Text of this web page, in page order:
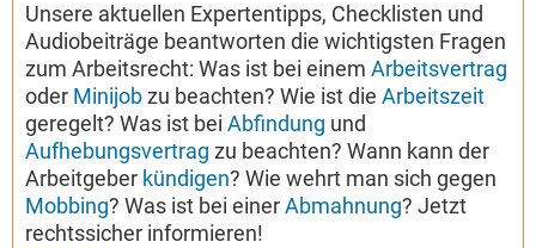
Unsere aktuellen Expertentipps, Checklisten und
Audiobeiträge beantworten die wichtigsten Fragen
zum Arbeitsrecht: Was ist bei einem Arbeitsvertrag
oder Minijobzu beachten? Wie ist die Arbeitszeit
geregelt? Was ist bei Abfindung und
Aufhebungsvertrag zu beachten? Wann kann der
Arbeitgeber kündigen? Wie wehrt man sich gegen
Mobbing? Was ist bei einerAbmahnung? Jetzt
rechtssicher informieren!